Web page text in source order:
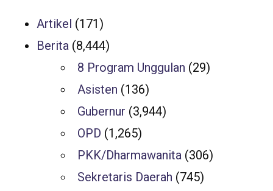
Artikel (171)
Berita (8,444)
8 Program Unggulan (29)
Asisten (136)
Gubernur (3,944)
OPD (1,265)
PKK/Dharmawanita (306)
Sekretaris Daerah (745)